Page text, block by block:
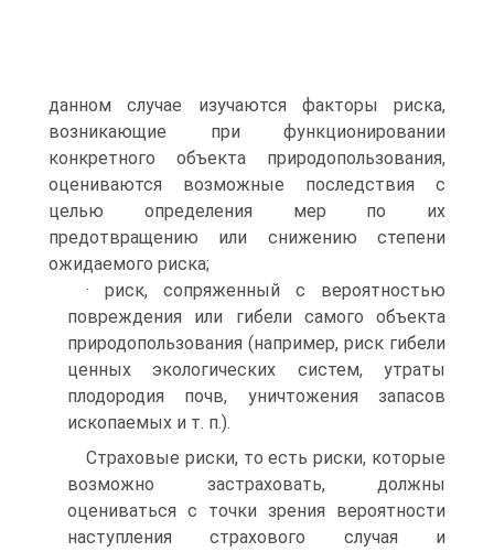
данном случае изучаются факторы риска,
возникающие при функционировании
конкретного объекта природопользования,
оцениваются возможные последствия с
целью определения мер по их
предотвращению или снижению степени
ожидаемого риска;
· риск, сопряженный с вероятностью
повреждения или гибели самого объекта
природопользования (например, риск гибели
ценных экологических систем, утраты
плодородия почв, уничтожения запасов
ископаемых и т. п.).
Страховые риски, то есть риски, которые
возможно застраховать, должны
оцениваться с точки зрения вероятности
наступления страхового случая и